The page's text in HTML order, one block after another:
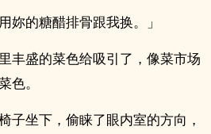
妳的糖醋排骨跟我换。」
丰盛的菜色给吸引了，像菜市场
色。
子坐下，偷睐了眼内室的方向，